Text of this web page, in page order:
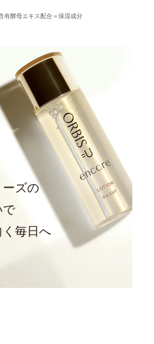
酵⺟エキス配合＝保湿成分
ズの
毎日へ